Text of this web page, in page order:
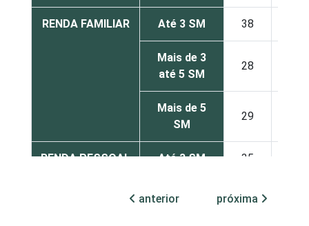
RENDA FAMILIAR Até 3 SM 38
Mais de 3
até 5 SM
28
Mais de 5
SM
29
RENDA PESSOAL Até 3 SM 35
Mais de 3
27
anterior próxima